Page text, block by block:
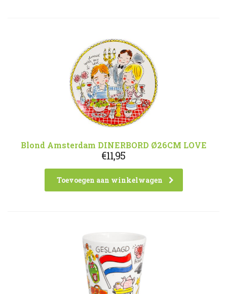
Blond Amsterdam DINERBORD Ø26CM LOVE
€11,95
Toevoegen aan winkelwagen